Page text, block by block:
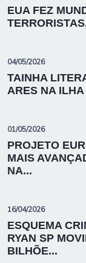
EUA FEZ
04/05/2026
TAINHA
ARES NA
01/05/2026
PROJETO
MAIS
NA...
16/04/2026
ESQUEMA
RYAN SP
BILHÕE...